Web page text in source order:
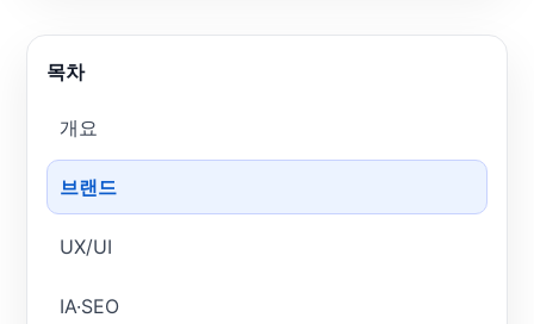
목차
개요
브랜드
UX/UI
IA·SEO